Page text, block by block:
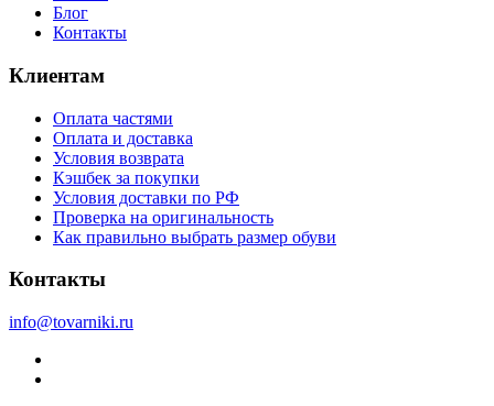
Блог
Контакты
Клиентам
Оплата частями
Оплата и доставка
Условия возврата
Кэшбек за покупки
Условия доставки по РФ
Проверка на оригинальность
Как правильно выбрать размер обуви
Контакты
info@tovarniki.ru